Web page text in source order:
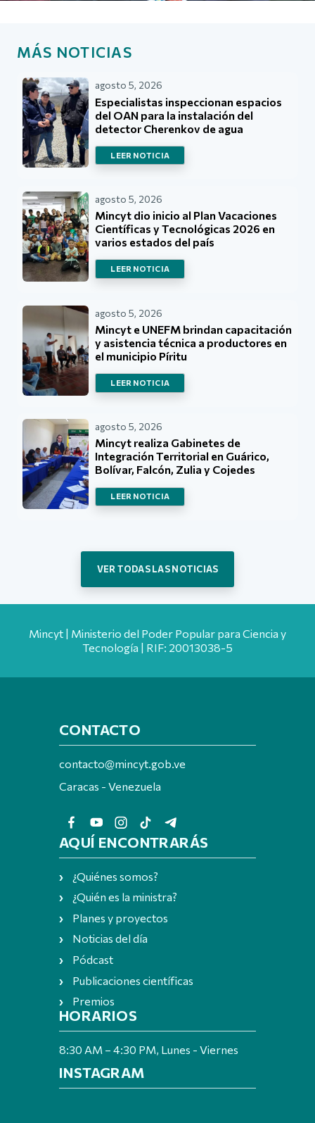
MÁS NOTICIAS
agosto 5, 2026
Especialistas inspeccionan espacios
del OAN para la instalación del
detector Cherenkov de agua
LEER NOTICIA
agosto 5, 2026
Mincyt dio inicio al Plan Vacaciones
Científicas y Tecnológicas 2026 en
varios estados del país
LEER NOTICIA
agosto 5, 2026
Mincyt e UNEFM brindan capacitación
y asistencia técnica a productores en
el municipio Píritu
LEER NOTICIA
agosto 5, 2026
Mincyt realiza Gabinetes de
Integración Territorial en Guárico,
Bolívar, Falcón, Zulia y Cojedes
LEER NOTICIA
VER TODAS LAS NOTICIAS
Mincyt | Ministerio del Poder Popular para Ciencia y
Tecnología | RIF: 20013038-5
CONTACTO
contacto@mincyt.gob.ve
Caracas - Venezuela
AQUÍ ENCONTRARÁS
¿Quiénes somos?
¿Quién es la ministra?
Planes y proyectos
Noticias del día
Pódcast
Publicaciones científicas
Premios
HORARIOS
8:30 AM – 4:30 PM, Lunes - Viernes
INSTAGRAM